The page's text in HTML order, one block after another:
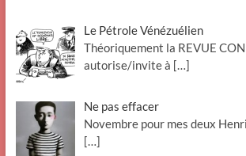
Le Pétrole Vénézuélien
Théoriquement la REVUE
autorise/invite à […]
Ne pas effacer
Novembre pour mes deux
[…]